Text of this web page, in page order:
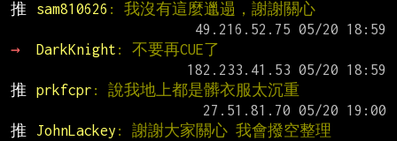
推
sam810626 : 我沒有這麼邋遢，謝謝關心
→
DarkKnight : 不要再CUE了
推
prkfcpr : 說我地上都是髒衣服太沉重
推
JohnLackey : 謝謝大家關心 我會撥空整理